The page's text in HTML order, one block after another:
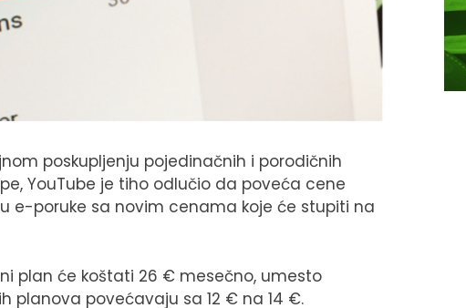
poskupljenju pojedinačnih i porodičnih
YouTube je tiho odlučio da poveća cene
e-poruke sa novim cenama koje će stupiti na
plan će koštati 26 € mesečno, umesto
planova povećavaju sa 12 € na 14 €.